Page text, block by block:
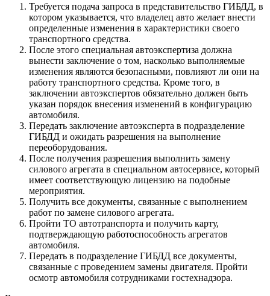
Требуется подача запроса в представительство ГИБДД, в
котором указывается, что владелец авто желает внести
определенные изменения в характеристики своего
транспортного средства.
После этого специальная автоэкспертиза должна
вынести заключение о том, насколько выполняемые
изменения являются безопасными, повлияют ли они на
работу транспортного средства. Кроме того, в
заключении автоэкспертов обязательно должен быть
указан порядок внесения изменений в конфигурацию
автомобиля.
Передать заключение автоэксперта в подразделение
ГИБДД и ожидать разрешения на выполнение
переоборудования.
После получения разрешения выполнить замену
силового агрегата в специальном автосервисе, который
имеет соответствующую лицензию на подобные
мероприятия.
Получить все документы, связанные с выполнением
работ по замене силового агрегата.
Пройти ТО автотранспорта и получить карту,
подтверждающую работоспособность агрегатов
автомобиля.
Передать в подразделение ГИБДД все документы,
связанные с проведением замены двигателя. Пройти
осмотр автомобиля сотрудниками гостехнадзора.